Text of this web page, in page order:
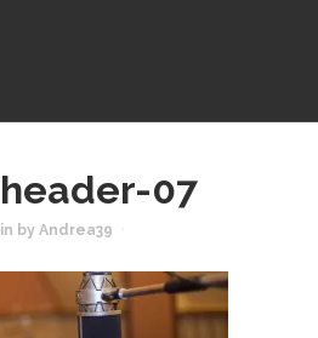
header-07
in by Andrea39